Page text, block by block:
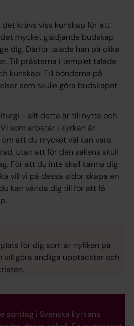
det krävs viss kunskap för att
mycket glädjande budskap
dig. Därför talade han på olika
Till prästerna i templet talade
kunskap. Till bönderna på
som skulle göra budskapet
- allt detta är till nytta och
som arbetar i kyrkan är
att du mycket väl kan vara
utan att för den sakens skull
För att du inte skall känna dig
vill vi på dessa sidor skapa en
kan vända dig till för att få
för dig som är nyfiken på
vill göra andliga upptäckter och
söndag i Svenska kyrkans